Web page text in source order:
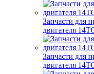
Запчасти для
двигателя
Запчасти для
двигателя